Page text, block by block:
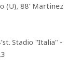
(U), 88' Martinez
Stadio ''Italia'' -